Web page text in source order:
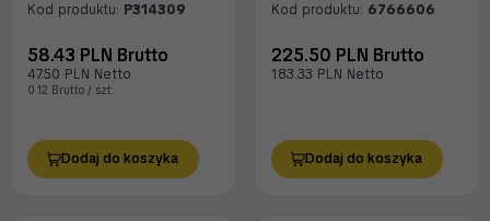
Kod produktu: P314309
58.43 PLN Brutto
47.50 PLN Netto
0.12 Brutto / szt.
Dodaj do koszyka
Kod produktu: 6766606
225.50 PLN Brutto
183.33 PLN Netto
Dodaj do koszyka